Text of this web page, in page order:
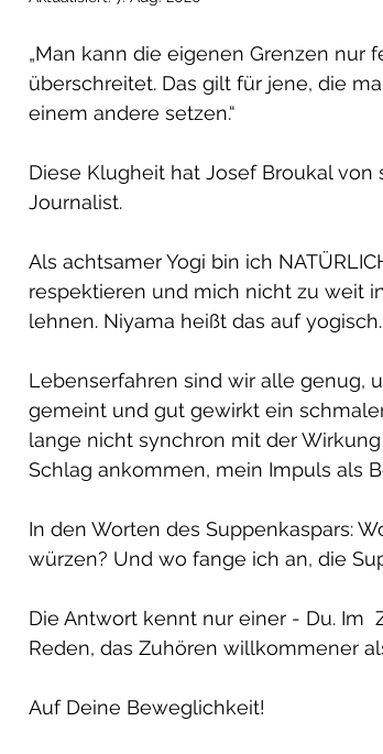
„Man kann die eigenen Grenzen
überschreitet. Das gilt für jene, die
einem andere setzen.“
Diese Klugheit hat Josef Broukal von
Journalist.
Als achtsamer Yogi bin ich
respektieren und mich nicht zu weit
lehnen. Niyama heißt das auf yogisch.
Lebenserfahren sind wir alle genug,
gemeint und gut gewirkt ein
lange nicht synchron mit der
Schlag ankommen, mein Impuls als
In den Worten des Suppenkaspars:
würzen? Und wo fange ich an, die
Die Antwort kennt nur einer - Du. Im
Reden, das Zuhören willkommener
Auf Deine Beweglichkeit!